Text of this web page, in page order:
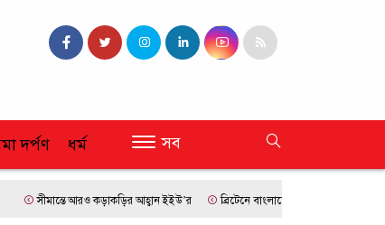
দর্পণ ধর্ম সব
আরও কড়াকড়ির আহ্বান ইইউ’র ব্রিটেনে বাংলাদেশি প্রায় ৭ লাখ ৯৫ শতাংশই সিলেটি